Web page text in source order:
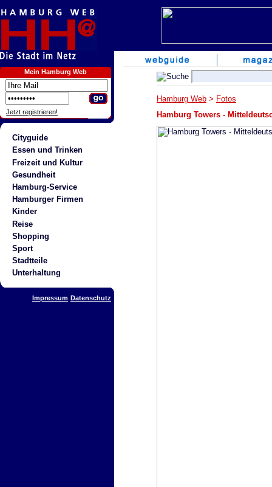
Mein Hamburg Web
Jetzt registrieren!
Cityguide
Essen und Trinken
Freizeit und Kultur
Gesundheit
Hamburg-Service
Hamburger Firmen
Kinder
Reise
Shopping
Sport
Stadtteile
Unterhaltung
Impressum Datenschutz
Hamburg Web > Fotos
Hamburg Towers -